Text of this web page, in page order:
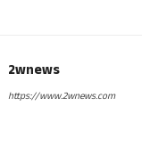
2wnews
https://www.2wnews.com